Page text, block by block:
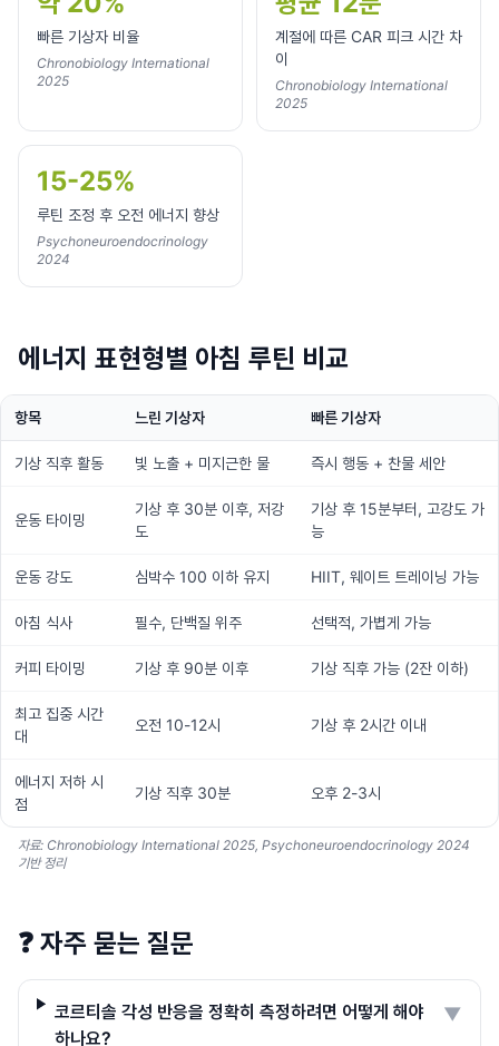
빠른 기상자 비율
Chronobiology International
2025
계절에 따른 CAR 피크 시간 차
이
Chronobiology International
2025
15-25%
루틴 조정 후 오전 에너지 향상
Psychoneuroendocrinology
2024
에너지 표현형별 아침 루틴 비교
항목 느린 기상자 빠른 기상자
기상 직후 활동 빛 노출 + 미지근한 물 즉시 행동 + 찬물 세안
운동 타이밍
기상 후 30분 이후, 저강
도
기상 후 15분부터, 고강도 가
능
운동 강도 심박수 100 이하 유지 HIIT, 웨이트 트레이닝 가능
아침 식사 필수, 단백질 위주 선택적, 가볍게 가능
커피 타이밍 기상 후 90분 이후 기상 직후 가능 (2잔 이하)
최고 집중 시간
대
오전 10-12시 기상 후 2시간 이내
에너지 저하 시
점
기상 직후 30분 오후 2-3시
자료: Chronobiology International 2025, Psychoneuroendocrinology 2024
기반 정리
❓ 자주 묻는 질문
코르티솔 각성 반응을 정확히 측정하려면 어떻게 해야
하나요?
▼